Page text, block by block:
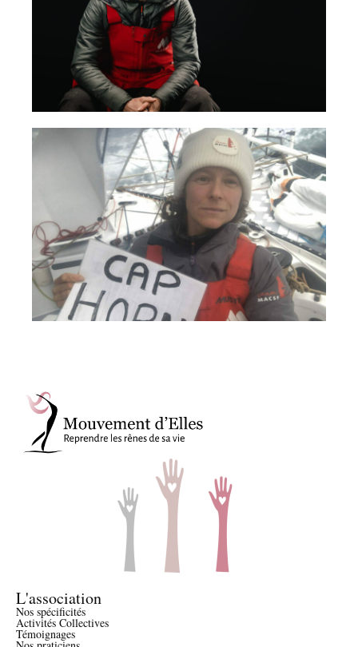
L'association
Nos spécificités
Activités Collectives
Témoignages